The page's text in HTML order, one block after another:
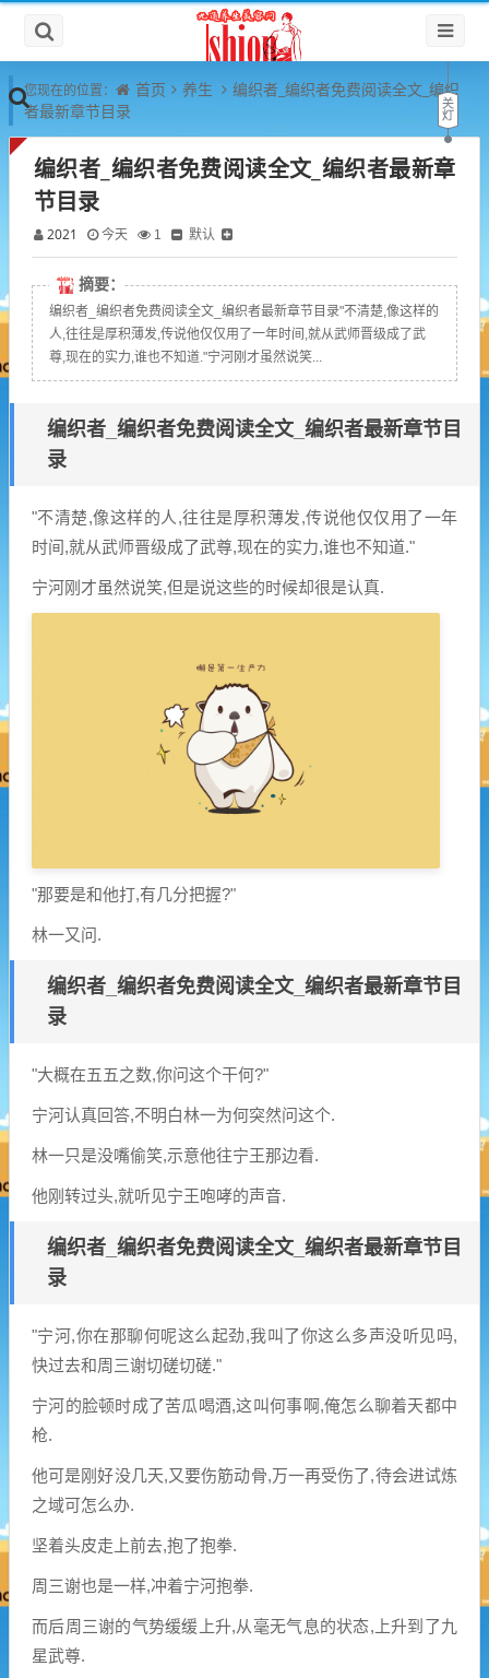
您现在的位置： 首页 养生
编织者_编织者免费阅读全文_编织
者最新章节目录
编织者_编织者免费阅读全文_编织者最新章
节目录
2021 今天 1 默认
摘要：
编织者_编织者免费阅读全文_编织者最新章节目录"不清楚,像这样的
人,往往是厚积薄发,传说他仅仅用了一年时间,就从武师晋级成了武
尊,现在的实力,谁也不知道."宁河刚才虽然说笑...
编织者_编织者免费阅读全文_编织者最新章节目
录
"不清楚,像这样的人,往往是厚积薄发,传说他仅仅用了一年
时间,就从武师晋级成了武尊,现在的实力,谁也不知道."
宁河刚才虽然说笑,但是说这些的时候却很是认真.
"那要是和他打,有几分把握?"
林一又问.
编织者_编织者免费阅读全文_编织者最新章节目
录
"大概在五五之数,你问这个干何?"
宁河认真回答,不明白林一为何突然问这个.
林一只是没嘴偷笑,示意他往宁王那边看.
他刚转过头,就听见宁王咆哮的声音.
编织者_编织者免费阅读全文_编织者最新章节目
录
"宁河,你在那聊何呢这么起劲,我叫了你这么多声没听见吗,
快过去和周三谢切磋切磋."
宁河的脸顿时成了苦瓜喝酒,这叫何事啊,俺怎么聊着天都中
枪.
他可是刚好没几天,又要伤筋动骨,万一再受伤了,待会进试炼
之域可怎么办.
坚着头皮走上前去,抱了抱拳.
周三谢也是一样,冲着宁河抱拳.
而后周三谢的气势缓缓上升,从毫无气息的状态,上升到了九
星武尊.